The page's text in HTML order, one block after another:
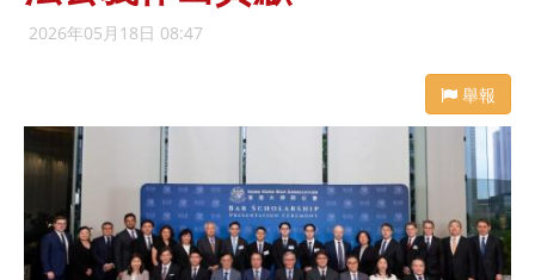
2026年05月18日 08:47
舉報